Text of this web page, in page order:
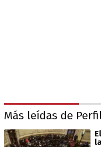
Más leídas de